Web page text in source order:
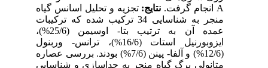
نتایج:تجزیه و تحلیل اسانس گیاه
منجر به شناسایی 34 ترکیب شده که ترکیبات
عمده آن به ترتیب بتا- اوسیمن (25/6%)،
ایزوبورنیل استات (16/6%)، ترانس- وربنول
(12/6%) و آلفا- پینن (7/6%) بودند. بررسی عصاره
متانولی برگ گیاه منجر به جداسازی و شناسایی